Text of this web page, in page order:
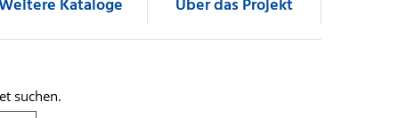
Kataloge Über das Projekt
suchen.